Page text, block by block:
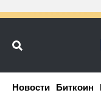
Новости Биткоин
Новости Биткоин